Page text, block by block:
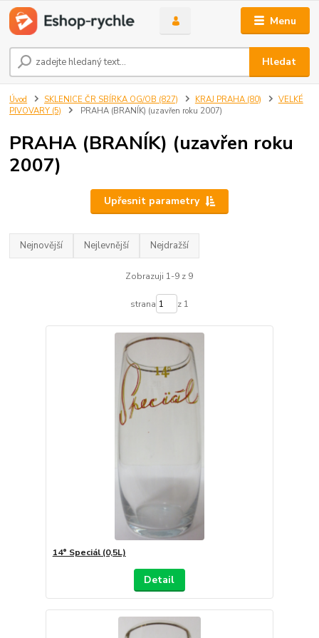
Menu
Hledat
Úvod SKLENICE ČR SBÍRKA OG/OB (827) KRAJ PRAHA (80)
VELKÉ
PIVOVARY (5)
PRAHA (BRANÍK) (uzavřen roku 2007)
PRAHA (BRANÍK) (uzavřen roku
2007)
Upřesnit parametry
Nejnovější Nejlevnější Nejdražší
Zobrazuji 1-9 z 9
strana z 1
14° Speciál (0,5L)
Detail